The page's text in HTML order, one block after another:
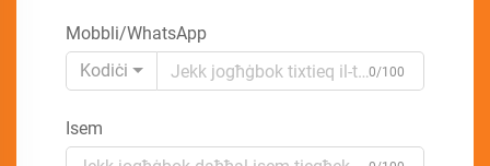
Mobbli/WhatsApp
Kodiċi
0/100
Isem